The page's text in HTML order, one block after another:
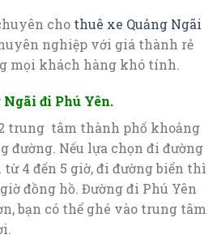
cho thuê xe Quảng Ngãi
nghiệp với giá thành rẻ
mọi khách hàng khó tính.
Ngãi đi Phú Yên.
trung tâm thành phố khoảng
đường. Nếu lựa chọn đi đường
4 đến 5 giờ, đi đường biển thì
đồng hồ. Đường đi Phú Yên
bạn có thể ghé vào trung tâm